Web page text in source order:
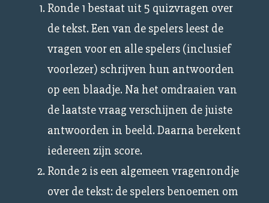
Ronde 1 bestaat uit 5 quizvragen over
de tekst. Een van de spelers leest de
vragen voor en alle spelers (inclusief
voorlezer) schrijven hun antwoorden
op een blaadje. Na het omdraaien van
de laatste vraag verschijnen de juiste
antwoorden in beeld. Daarna berekent
iedereen zijn score.
Ronde 2 is een algemeen vragenrondje
over de tekst: de spelers benoemen om